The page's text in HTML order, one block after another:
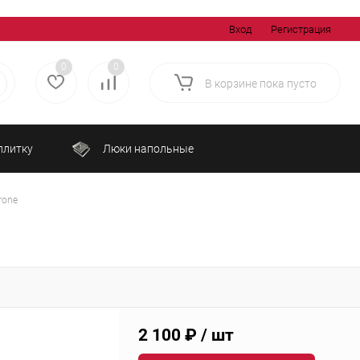
Вход Регистрация
0 0
В корзине пока пусто
Люки напольные
2 100 ₽ / шт